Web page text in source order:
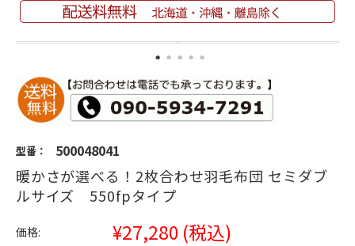
型番： 500048041
暖かさが選べる！2枚合わせ羽毛布団 セミダブ
ルサイズ 550fpタイプ
価格: ¥27,280 (税込)